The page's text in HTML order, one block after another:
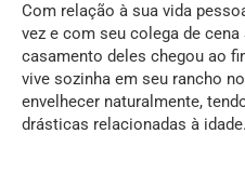
Com relação à sua vida
vez e com seu colega de
casamento deles chegou ao
vive sozinha em seu rancho
envelhecer naturalmente,
drásticas relacionadas à idade.